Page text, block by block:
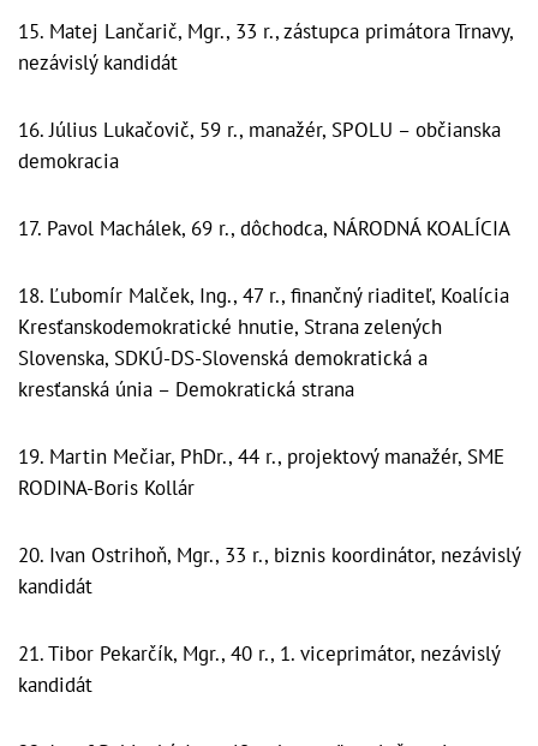
15. Matej Lančarič, Mgr., 33 r., zástupca primátora Trnavy,
nezávislý kandidát
16. Július Lukačovič, 59 r., manažér, SPOLU – občianska
demokracia
17. Pavol Machálek, 69 r., dôchodca, NÁRODNÁ KOALÍCIA
18. Ľubomír Malček, Ing., 47 r., finančný riaditeľ, Koalícia
Kresťanskodemokratické hnutie, Strana zelených
Slovenska, SDKÚ-DS-Slovenská demokratická a
kresťanská únia – Demokratická strana
19. Martin Mečiar, PhDr., 44 r., projektový manažér, SME
RODINA-Boris Kollár
20. Ivan Ostrihoň, Mgr., 33 r., biznis koordinátor, nezávislý
kandidát
21. Tibor Pekarčík, Mgr., 40 r., 1. viceprimátor, nezávislý
kandidát